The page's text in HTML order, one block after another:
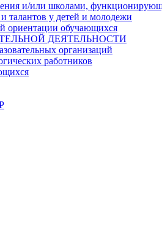
и/или школами,
талантов у детей и молодежи
ориентации обучающихся
ДЕЯТЕЛЬНОСТИ
организаций
работников